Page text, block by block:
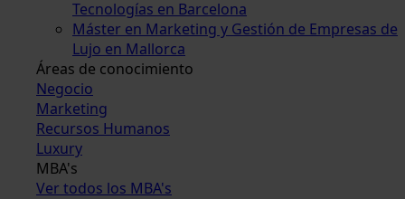
Tecnologías en Barcelona
Máster en Marketing y Gestión de Empresas de
Lujo en Mallorca
Áreas de conocimiento
Negocio
Marketing
Recursos Humanos
Luxury
MBA's
Ver todos los MBA's